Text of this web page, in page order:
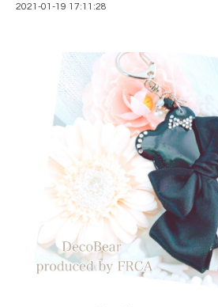
2021-01-19 17:11:28